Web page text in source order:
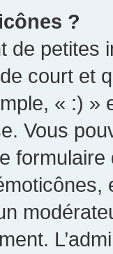
?
de petites
court et
« :) »
Vous